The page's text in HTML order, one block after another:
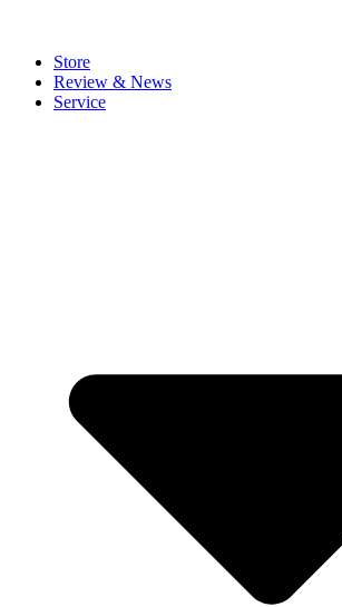
Store
Review & News
Service